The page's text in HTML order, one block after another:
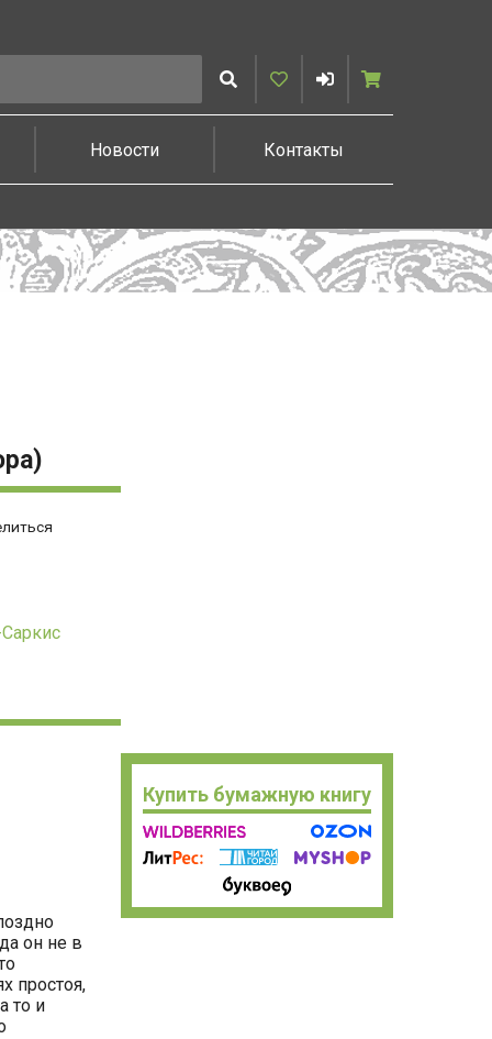
ИскатьИзбранное
ВойтиКорзина
Новости Контакты
Купить бумажную книгу
он не в
простоя,
то и